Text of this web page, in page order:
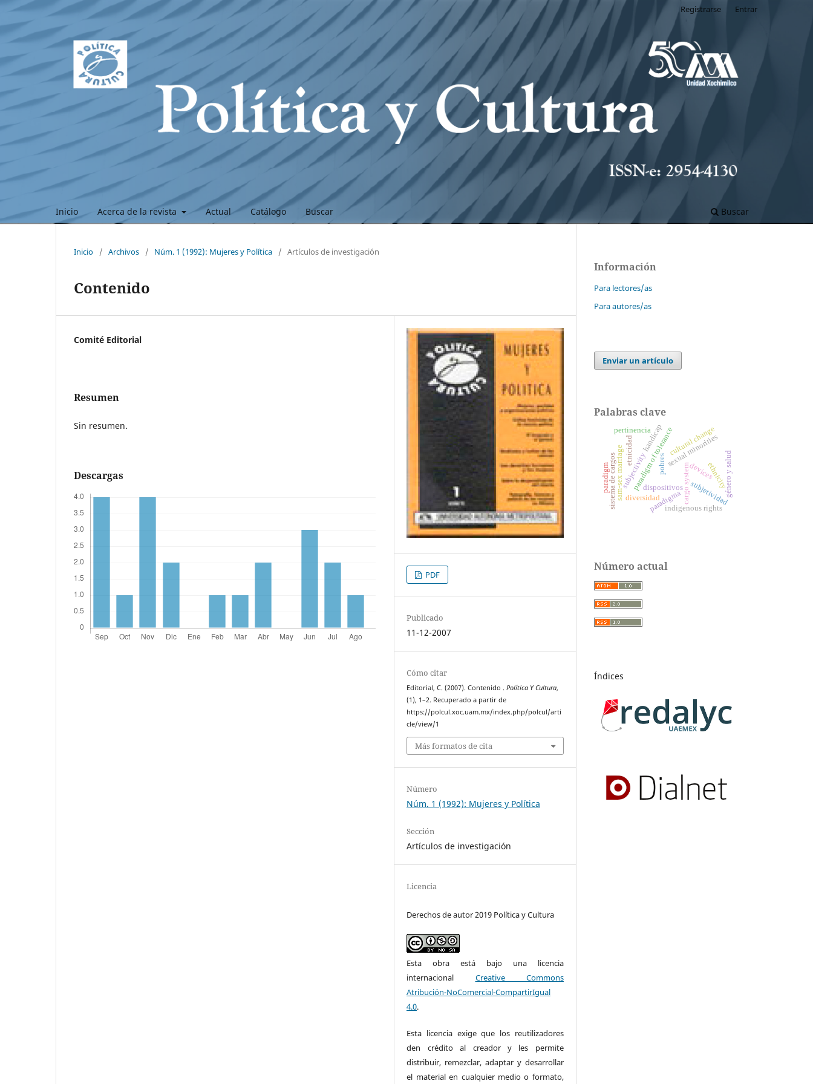
Inicio Acerca de la revista Actual Catálogo Buscar Buscar
Registrarse Entrar
Inicio / Archivos / Núm. 1 (1992): Mujeres y Política / Artículos de investigación
Contenido
Comité Editorial
Resumen
Sin resumen.
Descargas
PDF
Publicado
11-12-2007
Cómo citar
Editorial, C. (2007). Contenido .Política Y Cultura,
(1), 1–2. Recuperado a partir de
https://polcul.xoc.uam.mx/index.php/polcul/arti
cle/view/1
Más formatos de cita
Número
Núm. 1 (1992): Mujeres y Política
Sección
Artículos de investigación
Licencia
Derechos de autor 2019 Política y Cultura
Esta obra está bajo una licencia
internacional Creative Commons
Atribución-NoComercial-CompartirIgual
4.0.
Esta licencia exige que los reutilizadores
den crédito al creador y les permite
distribuir, remezclar, adaptar y desarrollar
el material en cualquier medio o formato,
Información
Para lectores/as
Para autores/as
Enviar un artículo
Palabras clave
cargo system
dispositivos
pobres
subjectivity
subjetividad
sam-sex marriageparadigm of tolerancesexual minorities
cultural change
devicesethnicity
sistema de cargos
etnicidad
paradigm
paradigmaindigenous rights
género y salud
handicap
diversidad
pertinencia
Número actual
Índices